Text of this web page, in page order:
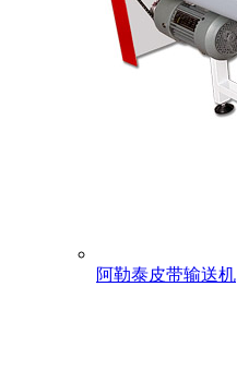
阿勒泰皮带输送机